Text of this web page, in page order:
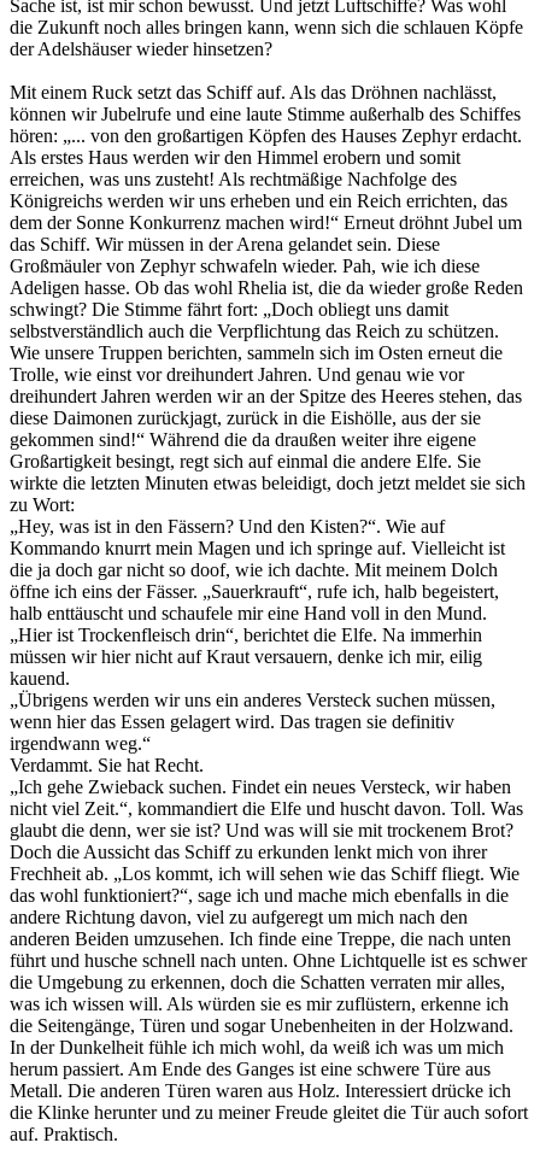
Sache ist, ist mir schon bewusst. Und jetzt Luftschiffe? Was wohl
die Zukunft noch alles bringen kann, wenn sich die schlauen Köpfe
der Adelshäuser wieder hinsetzen?
Mit einem Ruck setzt das Schiff auf. Als das Dröhnen nachlässt,
können wir Jubelrufe und eine laute Stimme außerhalb des Schiffes
hören: „... von den großartigen Köpfen des Hauses Zephyr erdacht.
Als erstes Haus werden wir den Himmel erobern und somit
erreichen, was uns zusteht! Als rechtmäßige Nachfolge des
Königreichs werden wir uns erheben und ein Reich errichten, das
dem der Sonne Konkurrenz machen wird!“ Erneut dröhnt Jubel um
das Schiff. Wir müssen in der Arena gelandet sein. Diese
Großmäuler von Zephyr schwafeln wieder. Pah, wie ich diese
Adeligen hasse. Ob das wohl Rhelia ist, die da wieder große Reden
schwingt? Die Stimme fährt fort: „Doch obliegt uns damit
selbstverständlich auch die Verpflichtung das Reich zu schützen.
Wie unsere Truppen berichten, sammeln sich im Osten erneut die
Trolle, wie einst vor dreihundert Jahren. Und genau wie vor
dreihundert Jahren werden wir an der Spitze des Heeres stehen, das
diese Daimonen zurückjagt, zurück in die Eishölle, aus der sie
gekommen sind!“ Während die da draußen weiter ihre eigene
Großartigkeit besingt, regt sich auf einmal die andere Elfe. Sie
wirkte die letzten Minuten etwas beleidigt, doch jetzt meldet sie sich
zu Wort:
„Hey, was ist in den Fässern? Und den Kisten?“. Wie auf
Kommando knurrt mein Magen und ich springe auf. Vielleicht ist
die ja doch gar nicht so doof, wie ich dachte. Mit meinem Dolch
öffne ich eins der Fässer. „Sauerkrauft“, rufe ich, halb begeistert,
halb enttäuscht und schaufele mir eine Hand voll in den Mund.
„Hier ist Trockenfleisch drin“, berichtet die Elfe. Na immerhin
müssen wir hier nicht auf Kraut versauern, denke ich mir, eilig
kauend.
„Übrigens werden wir uns ein anderes Versteck suchen müssen,
wenn hier das Essen gelagert wird. Das tragen sie definitiv
irgendwann weg.“
Verdammt. Sie hat Recht.
„Ich gehe Zwieback suchen. Findet ein neues Versteck, wir haben
nicht viel Zeit.“, kommandiert die Elfe und huscht davon. Toll. Was
glaubt die denn, wer sie ist? Und was will sie mit trockenem Brot?
Doch die Aussicht das Schiff zu erkunden lenkt mich von ihrer
Frechheit ab. „Los kommt, ich will sehen wie das Schiff fliegt. Wie
das wohl funktioniert?“, sage ich und mache mich ebenfalls in die
andere Richtung davon, viel zu aufgeregt um mich nach den
anderen Beiden umzusehen. Ich finde eine Treppe, die nach unten
führt und husche schnell nach unten. Ohne Lichtquelle ist es schwer
die Umgebung zu erkennen, doch die Schatten verraten mir alles,
was ich wissen will. Als würden sie es mir zuflüstern, erkenne ich
die Seitengänge, Türen und sogar Unebenheiten in der Holzwand.
In der Dunkelheit fühle ich mich wohl, da weiß ich was um mich
herum passiert. Am Ende des Ganges ist eine schwere Türe aus
Metall. Die anderen Türen waren aus Holz. Interessiert drücke ich
die Klinke herunter und zu meiner Freude gleitet die Tür auch sofort
auf. Praktisch.